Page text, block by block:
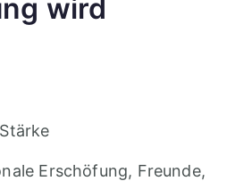
wird
Erschöfung, Freunde,